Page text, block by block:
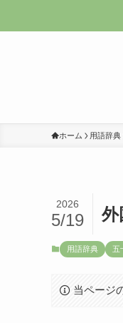
ホーム 用語辞典
外
2026
5/19
用語辞典 五
当ページ